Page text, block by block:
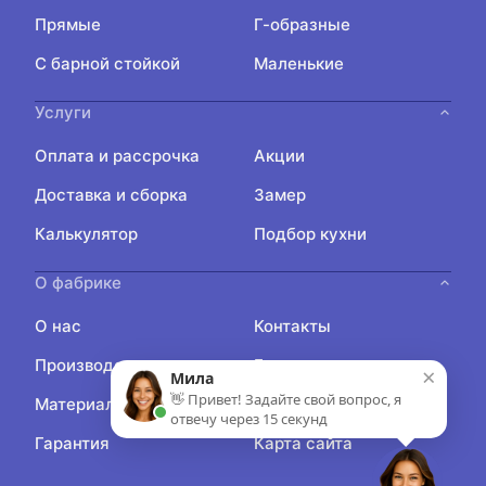
Прямые
Г-образные
С барной стойкой
Маленькие
Услуги
Оплата и рассрочка
Акции
Доставка и сборка
Замер
Калькулятор
Подбор кухни
О фабрике
О нас
Контакты
Производство
Блог
Материалы
Отзывы
Гарантия
Карта сайта
×
Мила
👋 Привет! Задайте свой вопрос, я
отвечу через 15 секунд